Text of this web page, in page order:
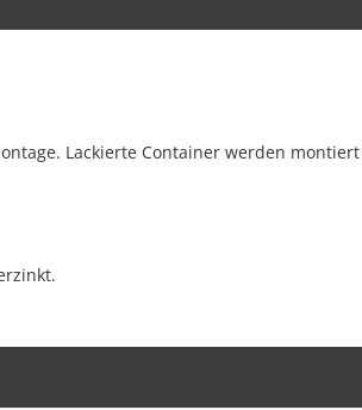
Lackierte Container werden